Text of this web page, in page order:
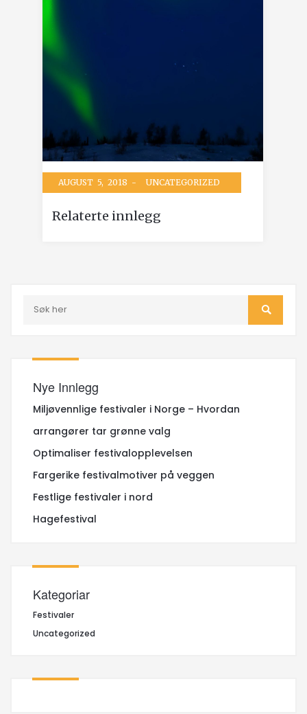
AUGUST 5, 2018 - UNCATEGORIZED
Relaterte innlegg
Nye Innlegg
Miljøvennlige festivaler i Norge – Hvordan
arrangører tar grønne valg
Optimaliser festivalopplevelsen
Fargerike festivalmotiver på veggen
Festlige festivaler i nord
Hagefestival
Kategoriar
Festivaler
Uncategorized